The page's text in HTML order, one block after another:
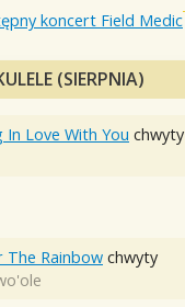
koncert Field Medic
(SIERPNIA)
In Love With You chwyty
The Rainbow chwyty